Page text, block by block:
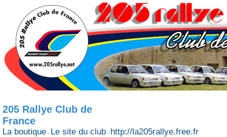
205 Rallye Club de
France
La boutique - Le site du club - http://la205rallye.free.fr